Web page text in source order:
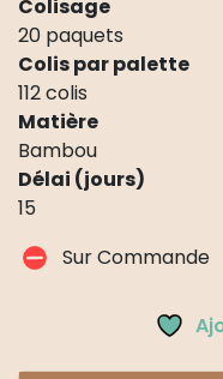
Colisage
20 paquets
Colis par palette
112 colis
Matière
Bambou
Délai (jours)
15
Sur Commande